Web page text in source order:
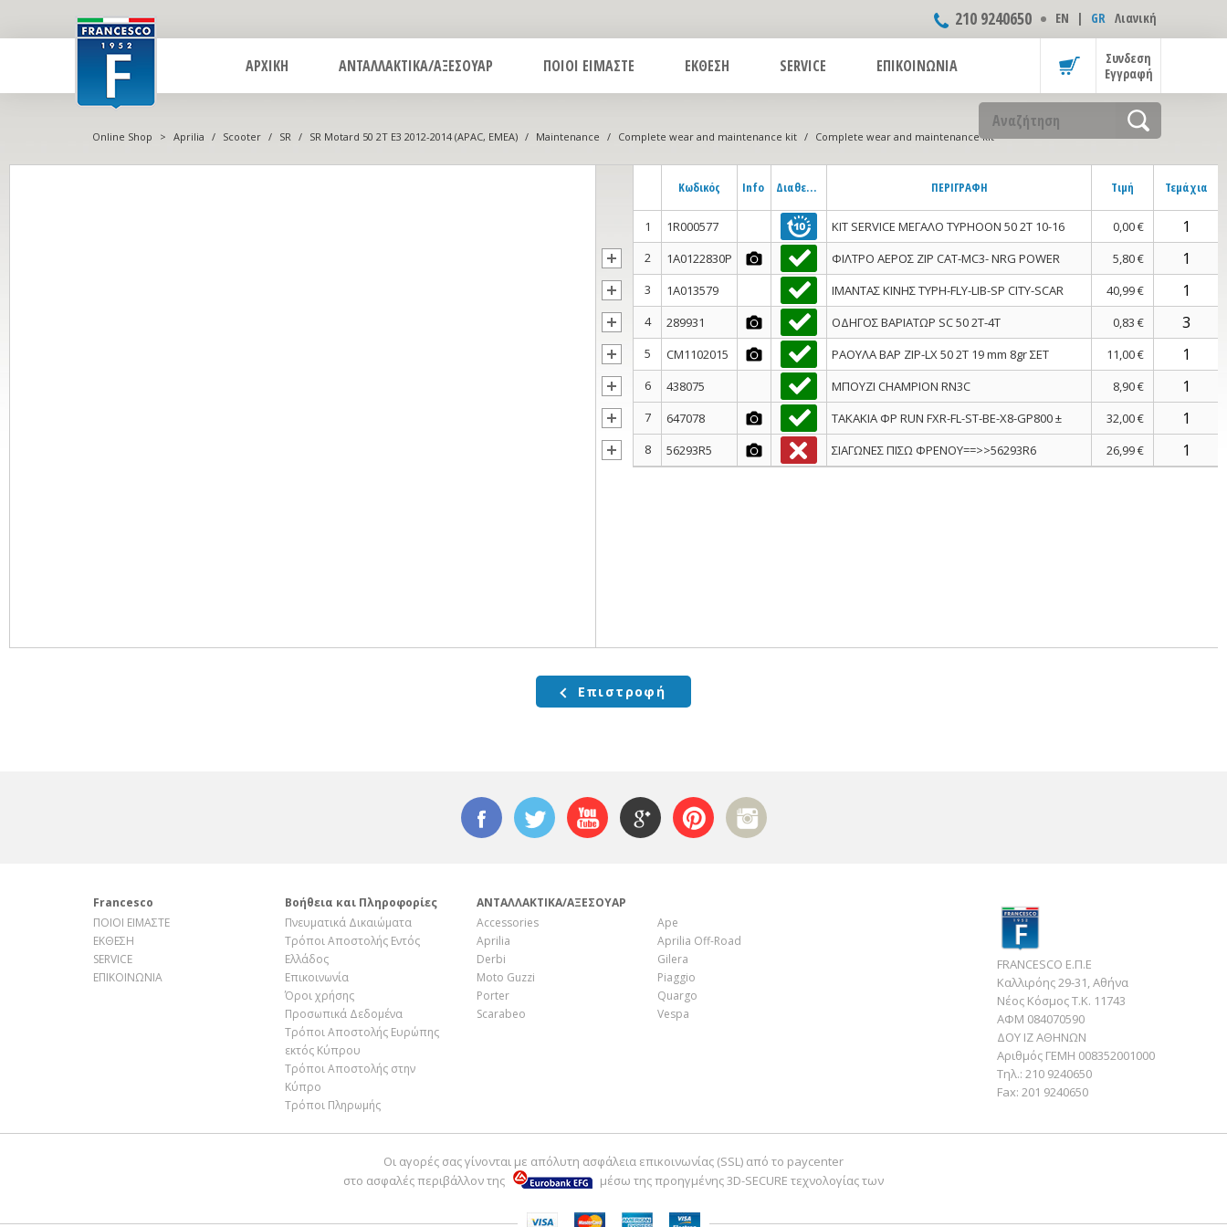
210 9240650 ΕΝ | GR Λιανική
Συνδεση
Εγγραφή
ΑΡΧΙΚΗ ΑΝΤΑΛΛΑΚΤΙΚΑ/ΑΞΕΣΟΥΑΡ ΠΟΙΟΙ ΕΙΜΑΣΤΕ ΕΚΘΕΣΗ SERVICE ΕΠΙΚΟΙΝΩΝΙΑ
Online Shop > Aprilia / Scooter / SR / SR Motard 50 2T E3 2012-2014 (APAC, EMEA) / Maintenance / Complete wear and maintenance kit / Complete wear and maintenance kit
Κωδικός Info Διαθεσιμότητα ΠΕΡΙΓΡΑΦΗ Τιμή Τεμάχια
1 1R000577 ΚΙΤ SERVICE ΜΕΓΑΛΟ TYPHOON 50 2T 10-16
0,00 €
2
1A0122830P ΦΙΛΤΡΟ ΑΕΡΟΣ ΖΙΡ CAT-MC3- NRG POWER
5,80 €
3
1A013579 ΙΜΑΝΤΑΣ ΚΙΝΗΣ ΤYPH-FLY-LIB-SP CITY-SCAR
40,99 €
4
289931 ΟΔΗΓΟΣ ΒΑΡΙΑΤΩΡ SC 50 2T-4Τ
0,83 €
5
CM1102015 ΡΑΟΥΛΑ ΒΑΡ ZIP-LX 50 2T 19 mm 8gr ΣΕΤ
11,00 €
6
438075 ΜΠΟΥΖΙ CHAMPION RN3C
8,90 €
7
647078 ΤΑΚΑΚΙΑ ΦΡ RUN FXR-FL-ST-BE-X8-GP800 ±
32,00 €
8
56293R5 ΣΙΑΓΩΝΕΣ ΠΙΣΩ ΦΡΕΝΟΥ==>>56293R6 26,99 €
Επιστροφή
Francesco
ΠΟΙΟΙ ΕΙΜΑΣΤΕ
ΕΚΘΕΣΗ
SERVICE
ΕΠΙΚΟΙΝΩΝΙΑ
Βοήθεια και Πληροφορίες
Πνευματικά Δικαιώματα
Τρόποι Αποστολής Εντός
Ελλάδος
Επικοινωνία
Όροι χρήσης
Προσωπικά Δεδομένα
Τρόποι Αποστολής Ευρώπης
εκτός Κύπρου
Τρόποι Αποστολής στην
Κύπρο
Τρόποι Πληρωμής
ΑΝΤΑΛΛΑΚΤΙΚΑ/ΑΞΕΣΟΥΑΡ
Accessories
Ape
Aprilia
Aprilia Off-Road
Derbi
Gilera
Moto Guzzi
Piaggio
Porter
Quargo
Scarabeo
Vespa
FRANCESCO Ε.Π.Ε
Καλλιρόης 29-31, Αθήνα
Νέος Κόσμος Τ.Κ. 11743
ΑΦΜ 084070590
ΔΟΥ ΙΖ ΑΘΗΝΩΝ
Αριθμός ΓΕΜΗ 008352001000
Τηλ.: 210 9240650
Fax: 201 9240650
Οι αγορές σας γίνονται με απόλυτη ασφάλεια επικοινωνίας (SSL) από το paycenter
στο ασφαλές περιβάλλον της
μέσω της προηγμένης 3D-SECURE τεχνολογίας των